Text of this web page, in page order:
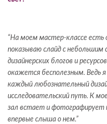
“На моем мастер-классе
показываю слайд с небольшим
дизайнерских блогов и
окажется бесполезным. Ведь
каждый любознательный
исследовательский путь. К
зал встает и фотографирует
впервые слыша о нем.”